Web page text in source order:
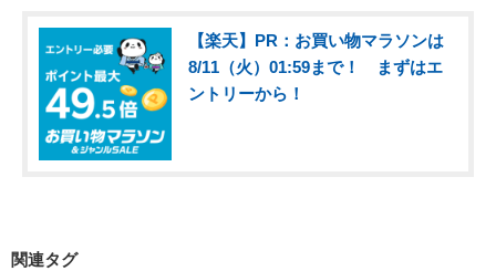
【楽天】PR：お買い物マラソンは
8/11（火）01:59まで！ まずはエ
ントリーから！
関連タグ